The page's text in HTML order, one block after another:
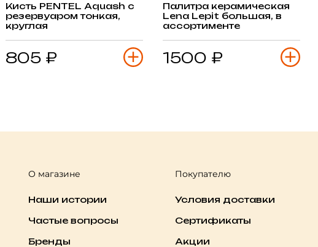
Кисть PENTEL Aquash с
резервуаром тонкая,
круглая
805 ₽
Палитра керамическая
Lena Lepit большая, в
ассортименте
1500 ₽
О магазине
Наши истории
Частые вопросы
Бренды
Покупателю
Условия доставки
Сертификаты
Акции